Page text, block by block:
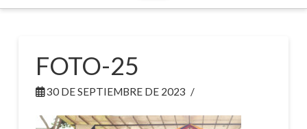
FOTO-25
30 DE SEPTIEMBRE DE 2023